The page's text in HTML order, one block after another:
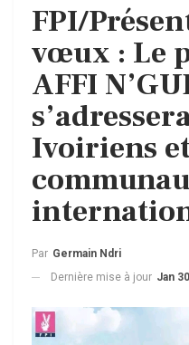
FPI/
vœux : Le
AFFI
Ivoiriens
Par Germain Ndri
Dernière mise à jour Jan